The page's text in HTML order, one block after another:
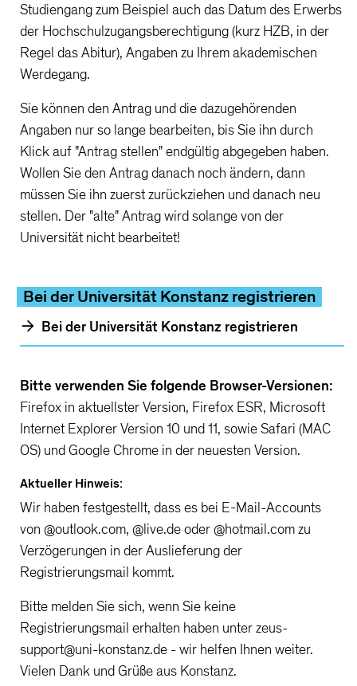
Studiengang zum Beispiel auch das Datum des Erwerbs
der Hochschulzugangsberechtigung (kurz HZB, in der
Regel das Abitur), Angaben zu Ihrem akademischen
Werdegang.
Sie können den Antrag und die dazugehörenden
Angaben nur so lange bearbeiten, bis Sie ihn durch
Klick auf "Antrag stellen" endgültig abgegeben haben.
Wollen Sie den Antrag danach noch ändern, dann
müssen Sie ihn zuerst zurückziehen und danach neu
stellen. Der "alte" Antrag wird solange von der
Universität nicht bearbeitet!
Bei der Universität Konstanz registrieren
Bei der Universität Konstanz registrieren
Bitte verwenden Sie folgende Browser-Versionen:
Firefox in aktuellster Version, Firefox ESR, Microsoft
Internet Explorer Version 10 und 11, sowie Safari (MAC
OS) und Google Chrome in der neuesten Version.
Aktueller Hinweis:
Wir haben festgestellt, dass es bei E-Mail-Accounts
von @outlook.com, @live.de oder @hotmail.com zu
Verzögerungen in der Auslieferung der
Registrierungsmail kommt.
Bitte melden Sie sich, wenn Sie keine
Registrierungsmail erhalten haben unter zeus-
support@uni-konstanz.de - wir helfen Ihnen weiter.
Vielen Dank und Grüße aus Konstanz.